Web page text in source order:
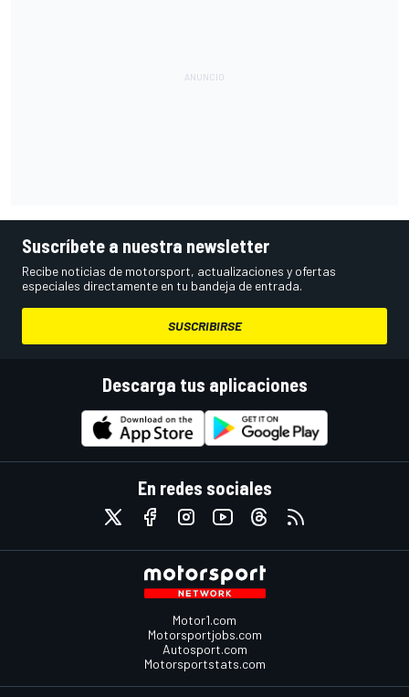
Suscríbete a nuestra newsletter
Recibe noticias de motorsport, actualizaciones y ofertas
especiales directamente en tu bandeja de entrada.
SUSCRIBIRSE
Descarga tus aplicaciones
En redes sociales
Motor1.com
Motorsportjobs.com
Autosport.com
Motorsportstats.com